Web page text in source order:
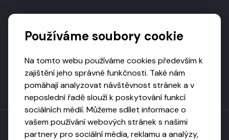
Používáme soubory cookie
Na tomto webu používáme cookies především k
zajištění jeho správné funkčnosti. Také nám
pomáhají analyzovat návštěvnost stránek a v
neposlední řadě slouží k poskytování funkcí
sociálních médií. Můžeme sdílet informace o
vašem používání webových stránek s našimi
partnery pro sociální média, reklamu a analýzy,